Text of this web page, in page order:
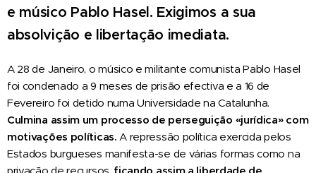
e músico Pablo Hasel. Exigimos a sua
absolvição e libertação imediata.
A 28 de Janeiro, o músico e militante comunista Pablo Hasel
foi condenado a 9 meses de prisão efectiva e a 16 de
Fevereiro foi detido numa Universidade na Catalunha.
Culmina assim um processo de perseguição «jurídica» com
motivações políticas.A repressão política exercida pelos
Estados burgueses manifesta-se de várias formas como na